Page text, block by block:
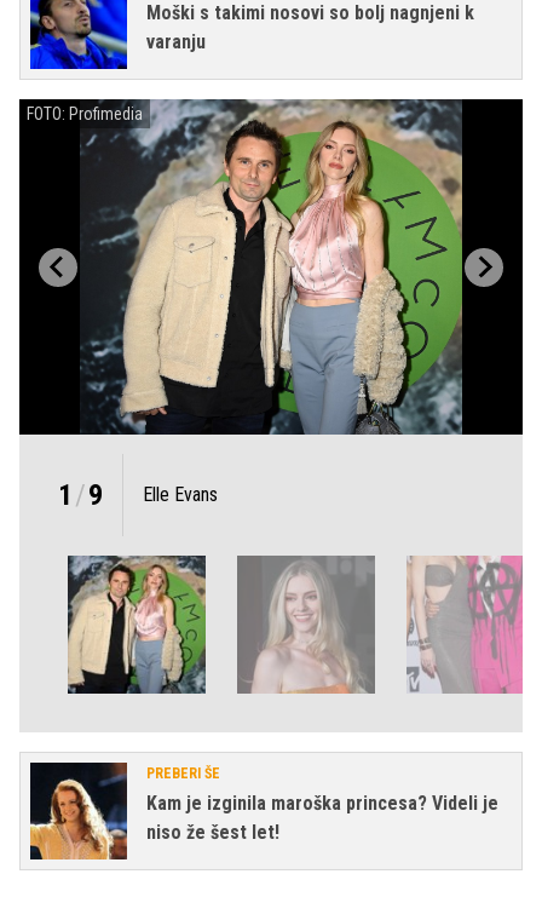
Moški s takimi nosovi so bolj nagnjeni k
varanju
FOTO: Profimedia
1 /9 Elle Evans
PREBERI ŠE
Kam je izginila maroška princesa? Videli je
niso že šest let!